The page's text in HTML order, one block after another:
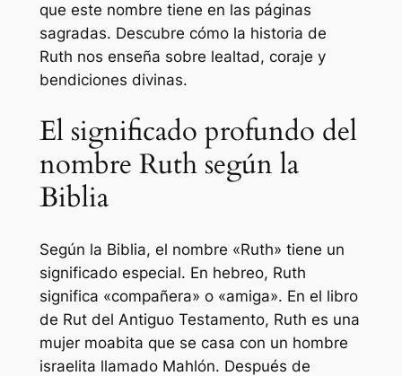
que este nombre tiene en las páginas
sagradas. Descubre cómo la historia de
Ruth nos enseña sobre lealtad, coraje y
bendiciones divinas.
El significado profundo del
nombre Ruth según la
Biblia
Según la Biblia, el nombre «Ruth» tiene un
significado especial. En hebreo, Ruth
significa «compañera» o «amiga». En el libro
de Rut del Antiguo Testamento, Ruth es una
mujer moabita que se casa con un hombre
israelita llamado Mahlón. Después de